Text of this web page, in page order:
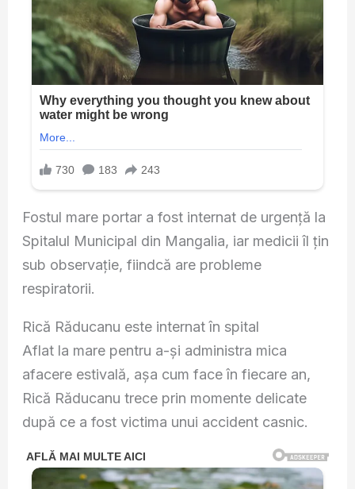
Fostul mare portar a fost internat de urgență la
Spitalul Municipal din Mangalia, iar medicii îl țin
sub observație, fiindcă are probleme
respiratorii.
Rică Răducanu este internat în spital
Aflat la mare pentru a-și administra mica
afacere estivală, așa cum face în fiecare an,
Rică Răducanu trece prin momente delicate
după ce a fost victima unui accident casnic.